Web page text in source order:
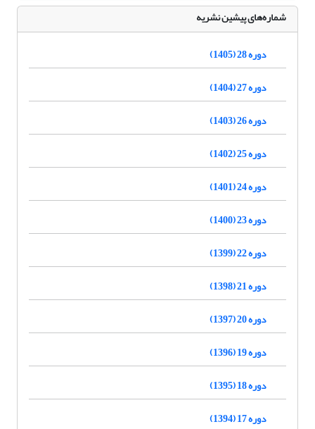
شماره‌های پیشین نشریه
دوره 28 (1405)
دوره 27 (1404)
دوره 26 (1403)
دوره 25 (1402)
دوره 24 (1401)
دوره 23 (1400)
دوره 22 (1399)
دوره 21 (1398)
دوره 20 (1397)
دوره 19 (1396)
دوره 18 (1395)
دوره 17 (1394)